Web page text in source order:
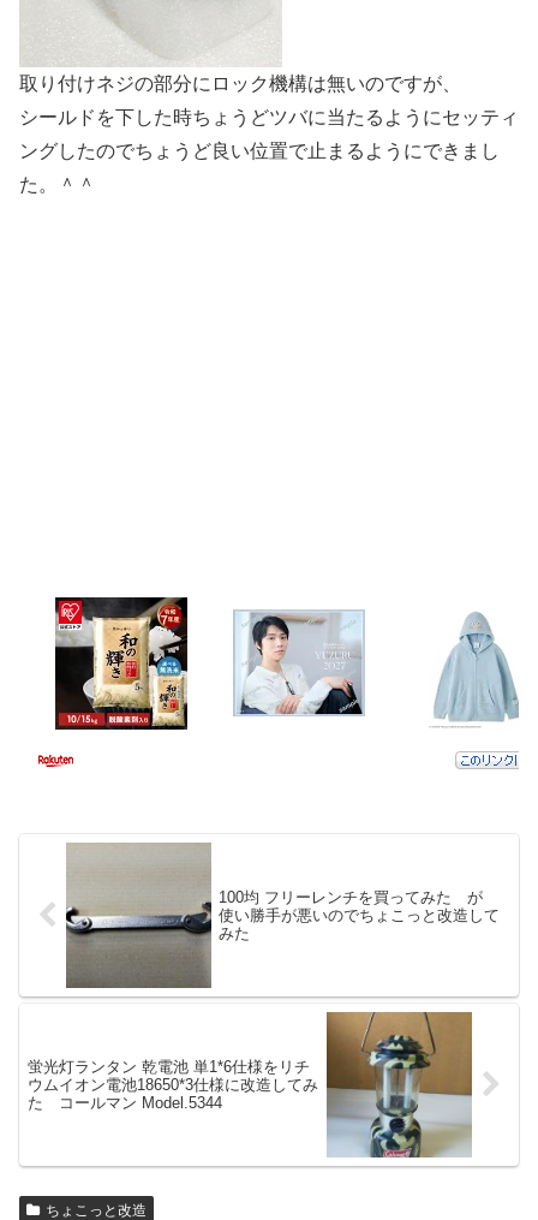
取り付けネジの部分にロック機構は無いのですが、
シールドを下した時ちょうどツバに当たるようにセッティ
ングしたのでちょうど良い位置で止まるようにできまし
た。＾＾
100均 フリーレンチを買ってみた が
使い勝手が悪いのでちょこっと改造して
みた
蛍光灯ランタン 乾電池 単1*6仕様をリチ
ウムイオン電池18650*3仕様に改造してみ
た コールマン Model.5344
ちょこっと改造